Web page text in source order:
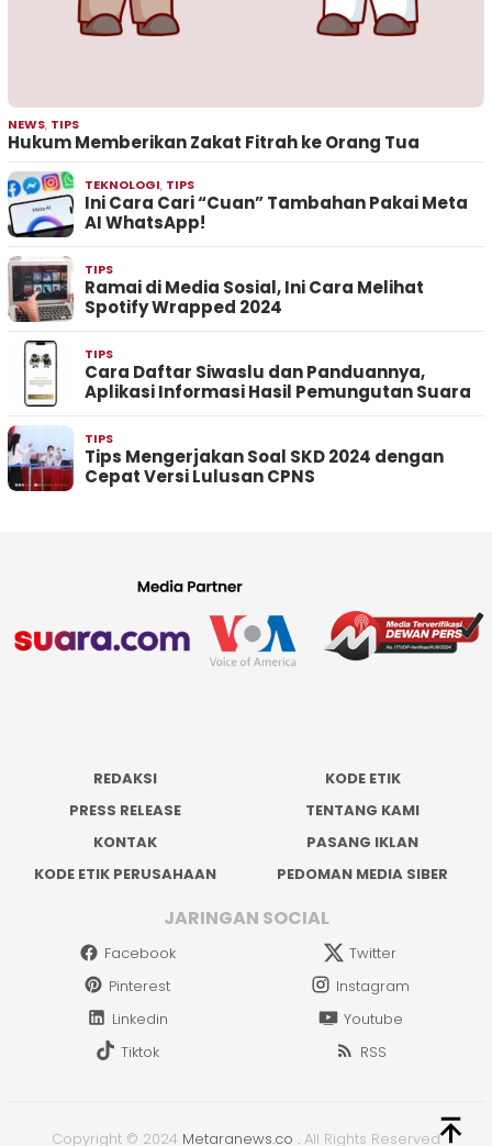
NEWS, TIPS
Hukum Memberikan Zakat Fitrah ke Orang Tua
TEKNOLOGI, TIPS
Ini Cara Cari “Cuan” Tambahan Pakai Meta
AI WhatsApp!
TIPS
Ramai di Media Sosial, Ini Cara Melihat
Spotify Wrapped 2024
TIPS
Cara Daftar Siwaslu dan Panduannya,
Aplikasi Informasi Hasil Pemungutan Suara
TIPS
Tips Mengerjakan Soal SKD 2024 dengan
Cepat Versi Lulusan CPNS
REDAKSI
KODE ETIK
PRESS RELEASE
TENTANG KAMI
KONTAK
PASANG IKLAN
KODE ETIK PERUSAHAAN
PEDOMAN MEDIA SIBER
JARINGAN SOCIAL
Facebook
Twitter
Pinterest
Instagram
Linkedin
Youtube
Tiktok
RSS
Copyright © 2024 Metaranews.co . All Rights Reserved